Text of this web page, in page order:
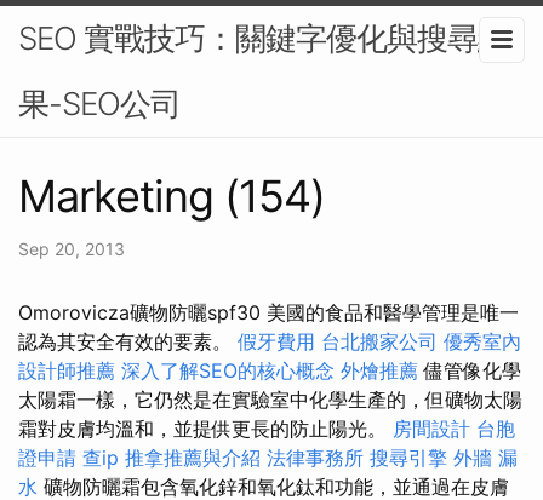
SEO 實戰技巧：關鍵字優化與搜尋結
果-SEO公司
Marketing (154)
Sep 20, 2013
Omorovicza礦物防曬spf30 美國的食品和醫學管理是唯一
認為其安全有效的要素。 假牙費用 台北搬家公司 優秀室內
設計師推薦 深入了解SEO的核心概念 外燴推薦 儘管像化學
太陽霜一樣，它仍然是在實驗室中化學生產的，但礦物太陽
霜對皮膚均溫和，並提供更長的防止陽光。 房間設計 台胞
證申請 查ip 推拿推薦與介紹 法律事務所 搜尋引擎 外牆 漏
水 礦物防曬霜包含氧化鋅和氧化鈦和功能，並通過在皮膚